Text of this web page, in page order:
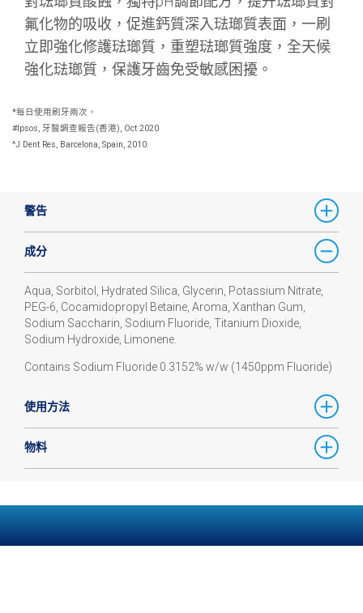
氟化物的吸收，促進鈣質深⼊琺瑯質表⾯，⼀刷
⽴即強化修護琺瑯質，重塑琺瑯質強度，全天候
強化琺瑯質，保護⽛⿒免受敏感困擾。
*每日使用刷牙兩次。
#Ipsos, 牙醫調查報告(香港), Oct 2020
^J Dent Res, Barcelona, Spain, 2010.
成分
使用方法
警告
物料
Aqua, Sorbitol, Hydrated Silica, Glycerin, Potassium Nitrate,
PEG-6, Cocamidopropyl Betaine, Aroma, Xanthan Gum,
Sodium Saccharin, Sodium Fluoride, Titanium Dioxide,
Sodium Hydroxide, Limonene.
Contains Sodium Fluoride 0.3152% w/w (1450ppm Fluoride)